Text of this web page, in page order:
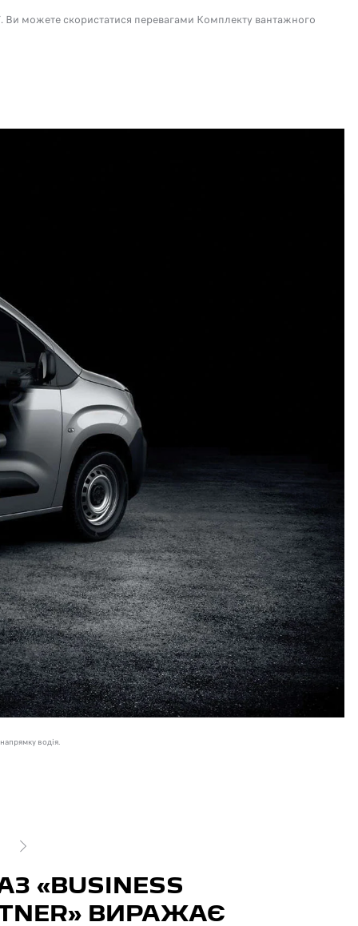
можете скористатися перевагами Комплекту вантажного
водія.
«BUSINESS
ВИРАЖАЄ